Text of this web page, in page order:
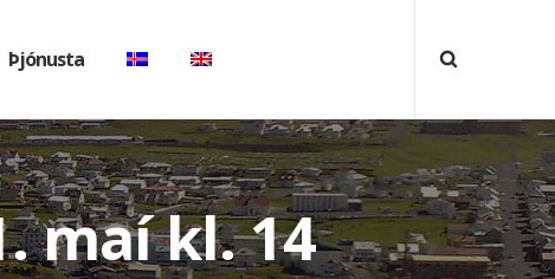
Þjónusta
maí kl. 14